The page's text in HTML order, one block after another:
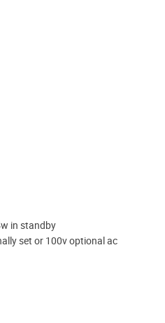
in standby
set or 100v optional ac